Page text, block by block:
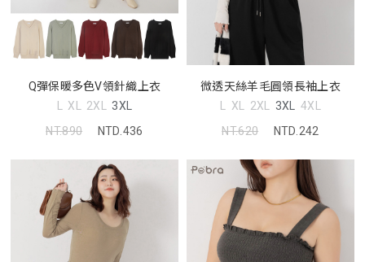
Q彈保暖多色V領針織上衣
L XL 2XL 3XL
NT.890
NTD.436
微透天絲羊毛圓領長袖上衣
L XL 2XL 3XL 4XL
NT.620
NTD.242